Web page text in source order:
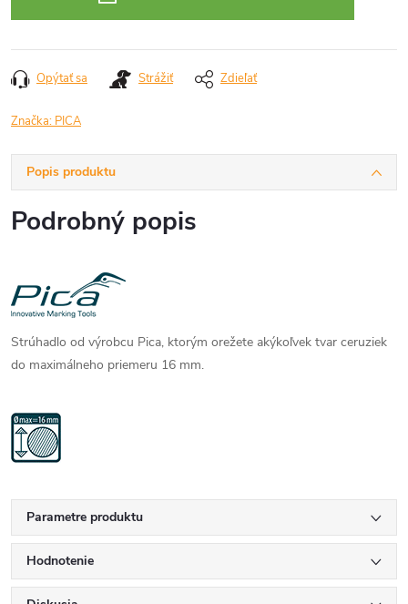
Opýtať sa Strážiť Zdieľať
Značka: PICA
Popis produktu
Podrobný popis
Strúhadlo od výrobcu Pica, ktorým orežete akýkoľvek tvar ceruziek
do maximálneho priemeru 16 mm.
Parametre produktu
Hodnotenie